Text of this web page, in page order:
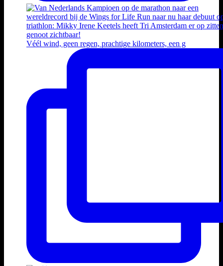
Véél wind, geen regen, prachtige kilometers, een g